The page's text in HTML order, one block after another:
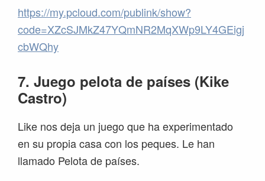
https://my.pcloud.com/publink/show?
code=XZcSJMkZ47YQmNR2MqXWp9LY4GEigj
cbWQhy
7. Juego pelota de países (Kike
Castro)
Like nos deja un juego que ha experimentado
en su propia casa con los peques. Le han
llamado Pelota de países.